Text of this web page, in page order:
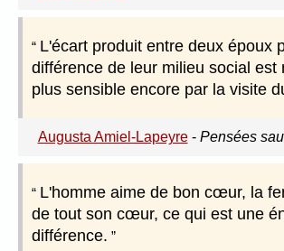
L'écart produit entre deux époux
différence de leur milieu social est
plus sensible encore par la visite
Augusta Amiel-Lapeyre- Pensées
L'homme aime de bon cœur, la
de tout son cœur, ce qui est une
différence.